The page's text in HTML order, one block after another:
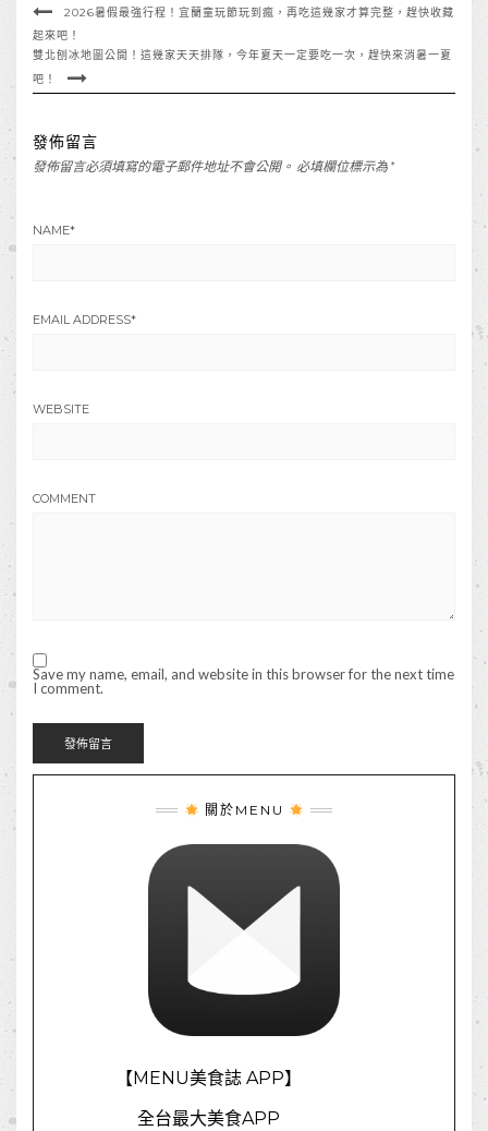
2026暑假最強行程！宜蘭童玩節玩到瘋，再吃這幾家才算完整，趕快收藏
起來吧！
雙北刨冰地圖公開！這幾家天天排隊，今年夏天一定要吃一次，趕快來消暑一夏
吧！
發佈留言
發佈留言必須填寫的電子郵件地址不會公開。 必填欄位標示為 *
NAME*
EMAIL ADDRESS*
WEBSITE
COMMENT
Save my name, email, and website in this browser for the next time
I comment.
關於MENU
【MENU美食誌 APP】
全台最大美食APP